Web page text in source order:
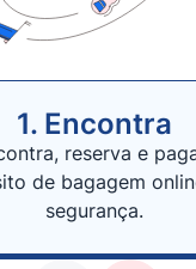
1. Encontra
reserva e
de bagagem
segurança.